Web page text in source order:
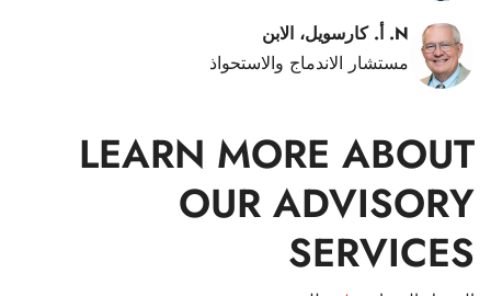
N. أ. كارسويل، الابن
مستشار الاندماج والاستحواذ
LEARN MORE ABOUT
OUR ADVISORY
SERVICES